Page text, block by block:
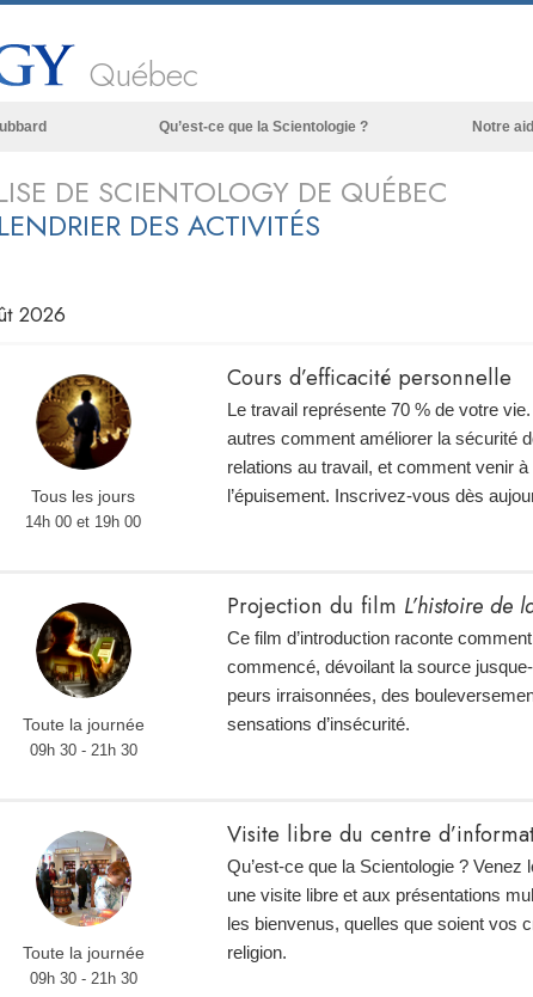
Québec
Qu’est-ce que la Scientologie ?
Credos et Codes de Scientologie
Les principes de base de la Scientologie
La Dianétique : Une introduction
Amour et haine –
Notre
DE SCIENTOLOGY DE QUÉBEC
DES ACTIVITÉS
2026
Tous les jours
14h 00 et 19h 00
Cours d’efficacité personnelle
Le travail représente 70 % de votre
autres comment améliorer la sécurité
relations au travail, et comment venir à
l’épuisement. Inscrivez-vous dès
Toute la journée
09h 30 - 21h 30
Projection du film L’histoire de
Ce film d’introduction raconte
commencé, dévoilant la source
peurs irraisonnées, des
sensations d’insécurité.
Toute la journée
09h 30 - 21h 30
Visite libre du centre
Qu’est-ce que la Scientologie ? Venez
une visite libre et aux présentations
les bienvenus, quelles que soient vos
religion.